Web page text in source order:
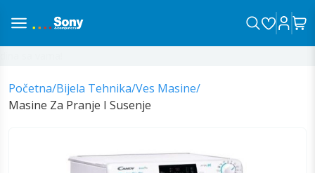
Početna/Bijela Tehnika/Ves Masine/
Masine Za Pranje I Susenje